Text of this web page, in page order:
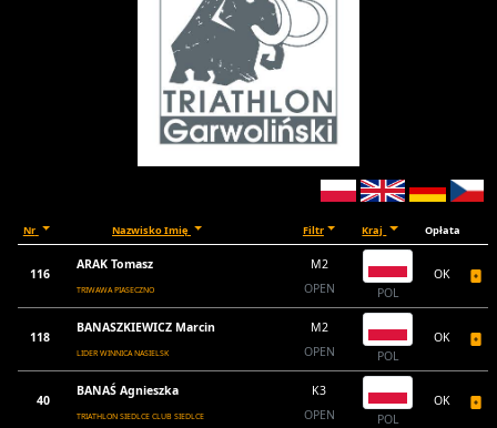
Nr Nazwisko Imię Filtr Kraj Opłata
116
ARAK Tomasz
TRIWAWA PIASECZNO
M2
OPEN
POL
OK
118
BANASZKIEWICZ Marcin
LIDER WINNICA NASIELSK
M2
OPEN
POL
OK
40
BANAŚ Agnieszka
TRIATHLON SIEDLCE CLUB SIEDLCE
K3
OPEN
POL
OK